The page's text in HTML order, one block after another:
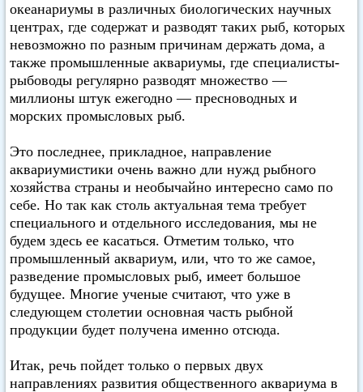
океанариумы в различных биологических научных
центрах, где содержат и разводят таких рыб, которых
невозможно по разным причинам держать дома, а
также промышленные аквариумы, где специалисты-
рыбоводы регулярно разводят множество —
миллионы штук ежегодно — пресноводных и
морских промысловых рыб.
Это последнее, прикладное, направление
аквариумистики очень важно дли нужд рыбного
хозяйства страны и необычайно интересно само по
себе. Но так как столь актуальная тема требует
специального и отдельного исследования, мы не
будем здесь ее касаться. Отметим только, что
промышленный аквариум, или, что то же самое,
разведение промысловых рыб, имеет большое
будущее. Многие ученые считают, что уже в
следующем столетии основная часть рыбной
продукции будет получена именно отсюда.
Итак, речь пойдет только о первых двух
направлениях развития общественного аквариума в